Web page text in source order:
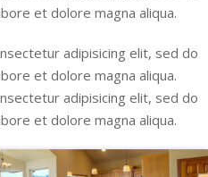
et dolore magna aliqua.
adipisicing elit, sed do
et dolore magna aliqua.
adipisicing elit, sed do
et dolore magna aliqua.